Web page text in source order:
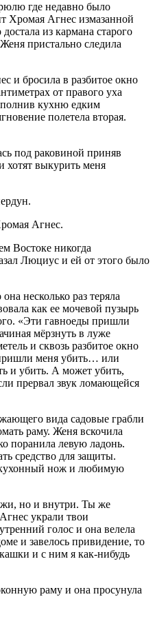
где недавно было
Хромая Агнес измазанной
из кармана старого
пристально следила
и бросила в разбитое окно
от правого уха
кухню едким
полетела вторая.
под раковиной приняв
хотят выкурить меня
Агнес.
Востоке никогда
Люциус и ей от этого было
несколько раз теряла
как ее мочевой пузырь
«Эти гавноеды пришли
мёрзнуть в луже
и сквозь разбитое окно
меня убить… или
и убить. А может убить,
прервал звук ломающейся
вида садовые грабли
раму. Женя вскочила
поранила левую ладонь.
средство для защиты.
нож и любимую
но и внутри. Ты же
украли твои
голос и она велела
и завелось привидение, то
и с ним я как-нибудь
раму и она просунула